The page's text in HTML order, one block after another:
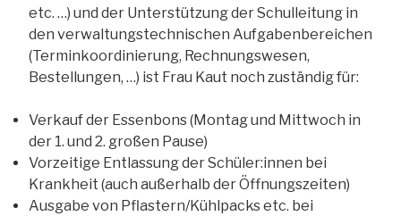
etc. …) und der Unterstützung der Schulleitung in
den verwaltungstechnischen Aufgabenbereichen
(Terminkoordinierung, Rechnungswesen,
Bestellungen, …) ist Frau Kaut noch zuständig für:
Verkauf der Essenbons (Montag und Mittwoch in
der 1. und 2. großen Pause)
Vorzeitige Entlassung der Schüler:innen bei
Krankheit (auch außerhalb der Öffnungszeiten)
Ausgabe von Pflastern/Kühlpacks etc. bei